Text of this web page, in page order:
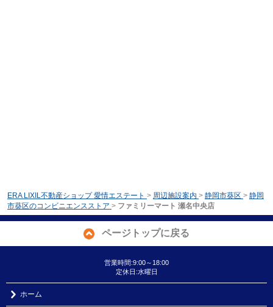
ERA LIXIL不動産ショップ 愛情エステート > 周辺施設案内 > 静岡市葵区 > 静岡
市葵区のコンビニエンスストア > ファミリーマート 瀬名中央店
ページトップに戻る
営業時間:9:00～18:00
定休日:水曜日
ホーム